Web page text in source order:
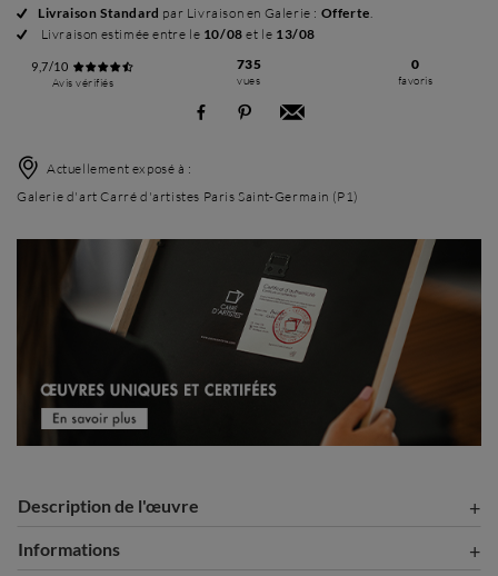
Livraison Standard par Livraison en Galerie : Offerte.
Livraison estimée entre le 10/08 et le 13/08
9,7/10
Avis vérifiés
735
vues
0
favoris
Actuellement exposé à :
Galerie d'art Carré d'artistes Paris Saint-Germain (P1)
Description de l'œuvre
Informations